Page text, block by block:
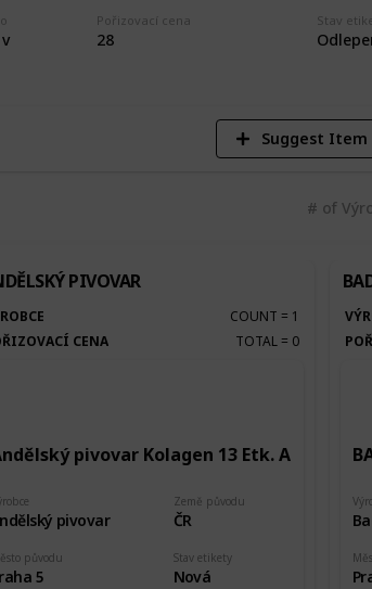
Pořizovací cena
28
Stav
Suggest Item
# of
PIVOVAR
COUNT = 1
CENA
TOTAL = 0
pivovar Kolagen 13 Etk. A
pivovar
Země původu
ČR
Stav etikety
Nová
původu
5